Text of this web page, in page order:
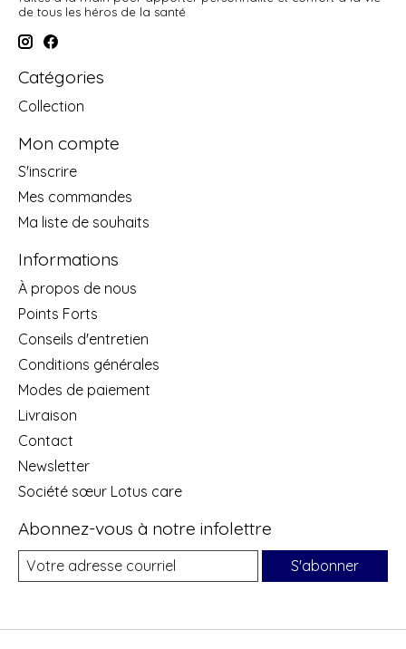
de tous les héros de la santé
Catégories
Collection
Mon compte
S'inscrire
Mes commandes
Ma liste de souhaits
Informations
À propos de nous
Points Forts
Conseils d'entretien
Conditions générales
Modes de paiement
Livraison
Contact
Newsletter
Société sœur Lotus care
Abonnez-vous à notre infolettre
S'abonner